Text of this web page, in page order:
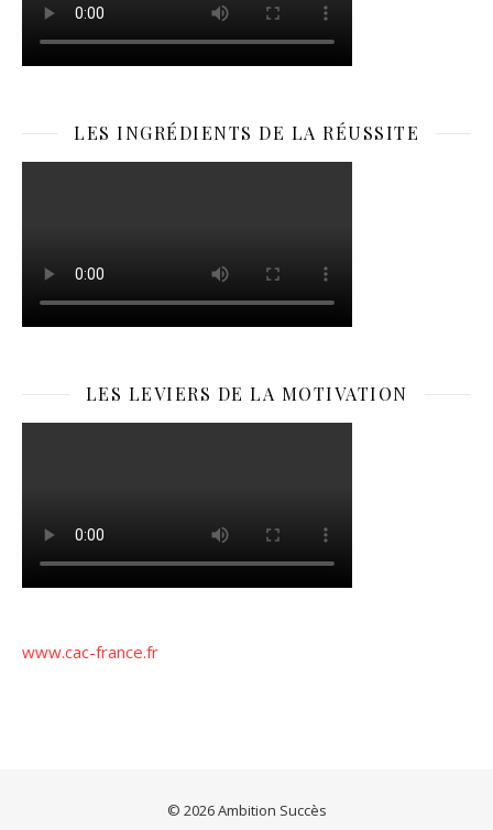
LES INGRÉDIENTS DE LA RÉUSSITE
LES LEVIERS DE LA MOTIVATION
www.cac-france.fr
© 2026 Ambition Succès